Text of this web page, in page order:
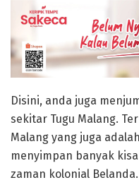
Disini, anda juga
sekitar Tugu Malang.
Malang yang juga
menyimpan banyak
zaman kolonial Belanda.